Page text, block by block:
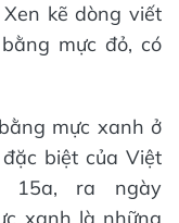
kẽ dòng viết
mực đỏ, có
mực xanh ở
biệt của Việt
15a, ra ngày